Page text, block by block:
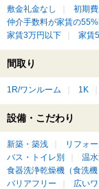
敷金礼金なし 初期
仲介手数料が家賃の
家賃3万円以下
家賃
間取り
1R/ワンルーム 1K
設備・こだわり
新築・築浅 リフォ
バス・トイレ別
温
食器洗浄乾燥機（食洗機
バリアフリー
広い